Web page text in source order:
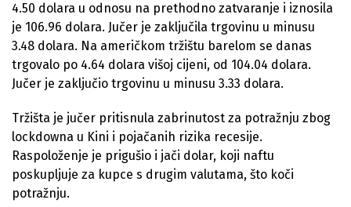
4.50 dolara u odnosu na prethodno zatvaranje i iznosila
je 106.96 dolara. Jučer je zaključila trgovinu u minusu
3.48 dolara. Na američkom tržištu barelom se danas
trgovalo po 4.64 dolara višoj cijeni, od 104.04 dolara.
Jučer je zaključio trgovinu u minusu 3.33 dolara.
Tržišta je jučer pritisnula zabrinutost za potražnju zbog
lockdowna u Kini i pojačanih rizika recesije.
Raspoloženje je prigušio i jači dolar, koji naftu
poskupljuje za kupce s drugim valutama, što koči
potražnju.